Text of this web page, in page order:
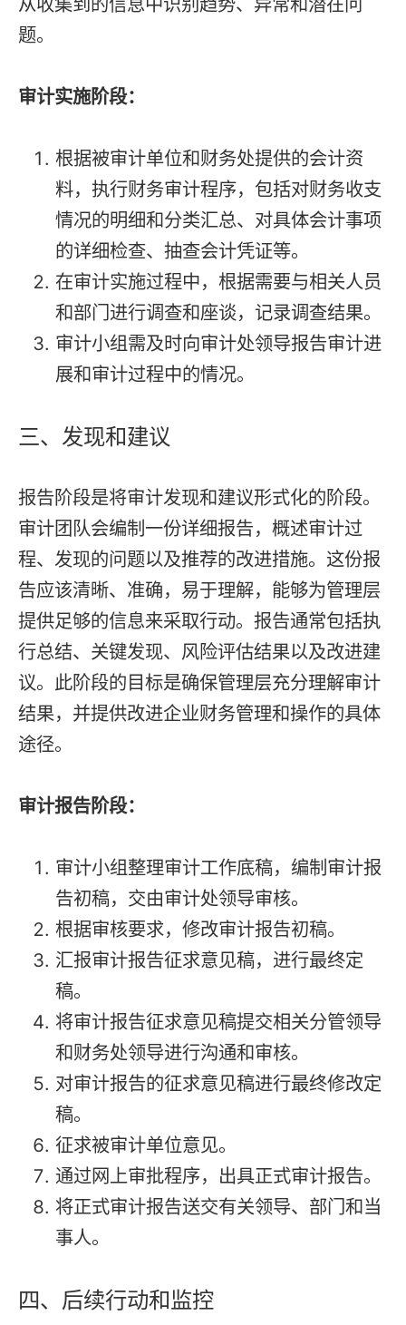
题。
审计实施阶段：
根据被审计单位和财务处提供的会计资
料，执行财务审计程序，包括对财务收支
情况的明细和分类汇总、对具体会计事项
的详细检查、抽查会计凭证等。
在审计实施过程中，根据需要与相关人员
和部门进行调查和座谈，记录调查结果。
审计小组需及时向审计处领导报告审计进
展和审计过程中的情况。
三、发现和建议
报告阶段是将审计发现和建议形式化的阶段。
审计团队会编制一份详细报告，概述审计过
程、发现的问题以及推荐的改进措施。这份报
告应该清晰、准确，易于理解，能够为管理层
提供足够的信息来采取行动。报告通常包括执
行总结、关键发现、风险评估结果以及改进建
议。此阶段的目标是确保管理层充分理解审计
结果，并提供改进企业财务管理和操作的具体
途径。
审计报告阶段：
审计小组整理审计工作底稿，编制审计报
告初稿，交由审计处领导审核。
根据审核要求，修改审计报告初稿。
汇报审计报告征求意见稿，进行最终定
稿。
将审计报告征求意见稿提交相关分管领导
和财务处领导进行沟通和审核。
对审计报告的征求意见稿进行最终修改定
稿。
征求被审计单位意见。
通过网上审批程序，出具正式审计报告。
将正式审计报告送交有关领导、部门和当
事人。
四、后续行动和监控